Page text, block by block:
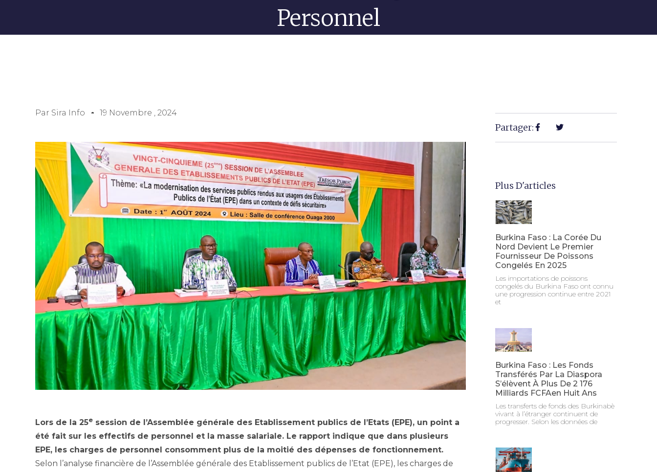
Personnel
Par Sira Info 19 Novembre , 2024
Lors de la 25e session de l’Assemblée générale des Etablissement publics de l’Etats (EPE), un point a
été fait sur les effectifs de personnel et la masse salariale. Le rapport indique que dans plusieurs
EPE, les charges de personnel consomment plus de la moitié des dépenses de fonctionnement.
Selon l’analyse financière de l’Assemblée générale des Etablissement publics de l’Etat (EPE), les charges de
Partager:
Plus D'articles
Burkina Faso : La Corée Du
Nord Devient Le Premier
Fournisseur De Poissons
Congelés En 2025
Les importations de poissons
congelés du Burkina Faso ont connu
une progression continue entre 2021
et
Burkina Faso : Les Fonds
Transférés Par La Diaspora
S’élèvent À Plus De 2 176
Milliards FCFAen Huit Ans
Les transferts de fonds des Burkinabè
vivant à l’étranger continuent de
progresser. Selon les données de